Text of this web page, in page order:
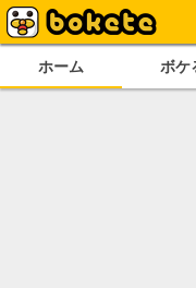
ホーム ボケ